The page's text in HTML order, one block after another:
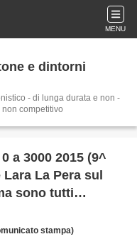
MENU
e dintorni
- di lunga durata e non -
competitivo
a 3000 2015 (9^
La Pera sul
sono tutti
stampa)